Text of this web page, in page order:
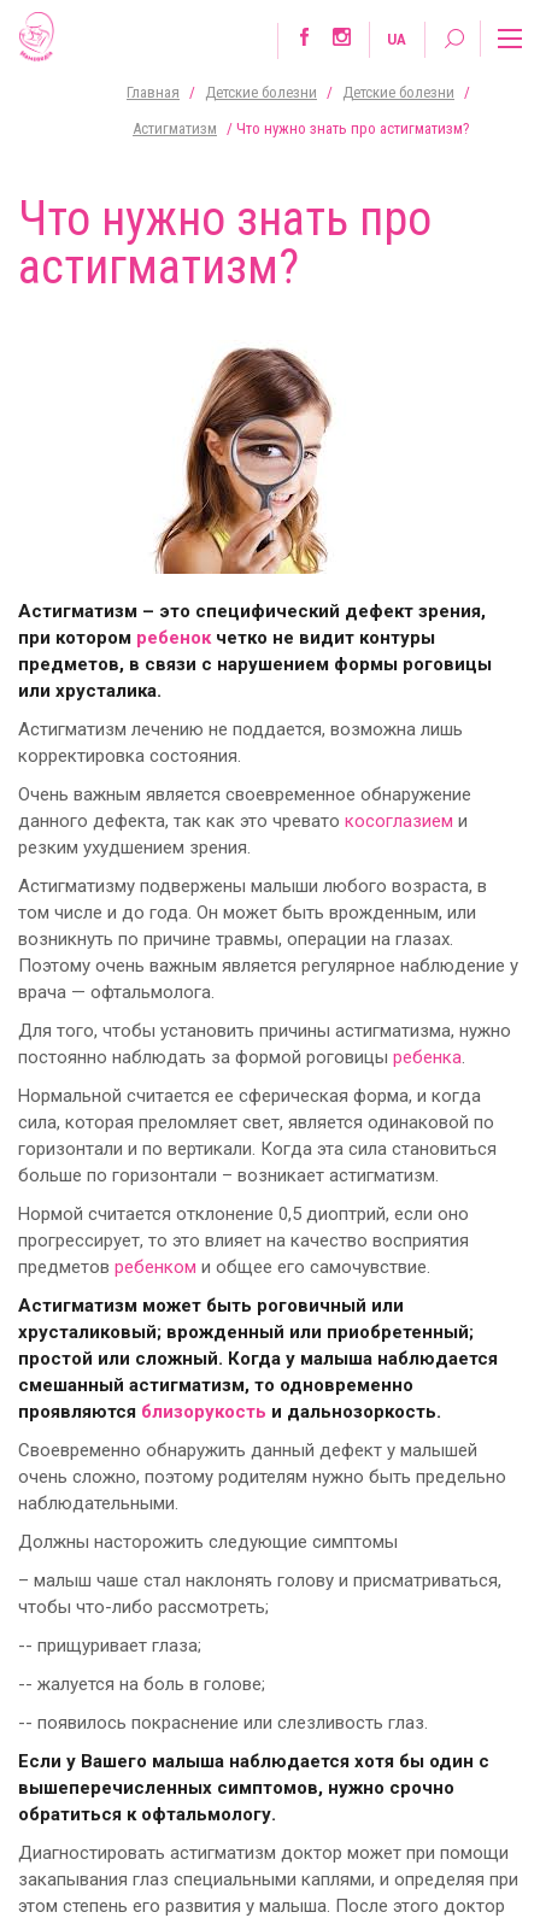
UA
Главная / Детские болезни / Детские болезни
/
Астигматизм
/ Что нужно знать про астигматизм?
Что нужно знать про
астигматизм?
Астигматизм – это специфический дефект зрения,
при котором ребенок четко не видит контуры
предметов, в связи с нарушением формы роговицы
или хрусталика.
Астигматизм лечению не поддается, возможна лишь
корректировка состояния.
Очень важным является своевременное обнаружение
данного дефекта, так как это чревато косоглазием и
резким ухудшением зрения.
Астигматизму подвержены малыши любого возраста, в
том числе и до года. Он может быть врожденным, или
возникнуть по причине травмы, операции на глазах.
Поэтому очень важным является регулярное наблюдение у
врача — офтальмолога.
Для того, чтобы установить причины астигматизма, нужно
постоянно наблюдать за формой роговицы ребенка
Нормальной считается ее сферическая форма, и когда
сила, которая преломляет свет, является одинаковой по
горизонтали и по вертикали. Когда эта сила становиться
больше по горизонтали – возникает астигматизм.
Нормой считается отклонение 0,5 диоптрий, если оно
прогрессирует, то это влияет на качество восприятия
предметов ребенком и общее его самочувствие.
Астигматизм может быть роговичный или
хрусталиковый; врожденный или приобретенный;
простой или сложный. Когда у малыша наблюдается
смешанный астигматизм, то одновременно
проявляются близорукость и дальнозоркость.
Своевременно обнаружить данный дефект у малышей
очень сложно, поэтому родителям нужно быть предельно
наблюдательными.
Должны насторожить следующие симптомы
– малыш чаше стал наклонять голову и присматриваться,
чтобы что-либо рассмотреть;
-- прищуривает глаза;
-- жалуется на боль в голове;
-- появилось покраснение или слезливость глаз.
Если у Вашего малыша наблюдается хотя бы один с
вышеперечисленных симптомов, нужно срочно
обратиться к офтальмологу.
Диагностировать астигматизм доктор может при помощи
закапывания глаз специальными каплями, и определяя при
этом степень его развития у малыша. После этого доктор